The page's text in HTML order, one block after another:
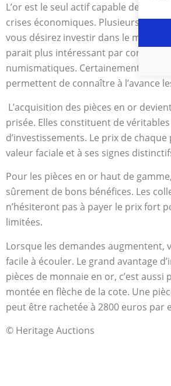
L’or est le seul actif capable de faire
crises économiques. Plusieurs
vous désirez investir dans le marché
parait plus intéressant par contre, ce
numismatiques. Certainement, parce
permettent de connaître à l’avance
L’acquisition des pièces en or
prisée. Elles constituent de
d’investissements. Le prix de chaque
valeur faciale et à ses signes
Pour les pièces en or haut de
sûrement de bons bénéfices. Les
n’hésiteront pas à payer le prix fort
limitées.
Lorsque les demandes augmentent,
facile à écouler. Le grand avantage
pièces de monnaie en or, c’est aussi
montée en flèche de la cote. Une
peut être rachetée à 2800 euros par
© Heritage Auctions